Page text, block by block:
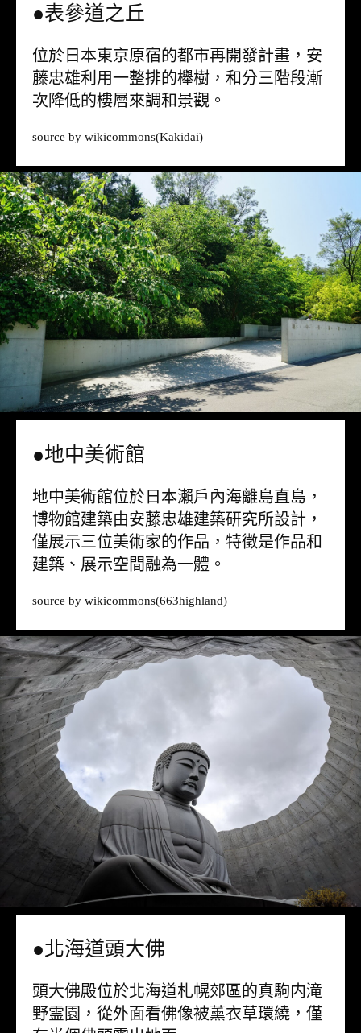
●表參道之丘
位於日本東京原宿的都市再開發計畫，安
藤忠雄利用一整排的櫸樹，和分三階段漸
次降低的樓層來調和景觀。
source by wikicommons(Kakidai)
●地中美術館
地中美術館位於日本瀨戶內海離島直島，
博物館建築由安藤忠雄建築研究所設計，
僅展示三位美術家的作品，特徵是作品和
建築、展示空間融為一體。
source by wikicommons(663highland)
●北海道頭大佛
頭大佛殿位於北海道札幌郊區的真駒内滝
野霊園，從外面看佛像被薰衣草環繞，僅